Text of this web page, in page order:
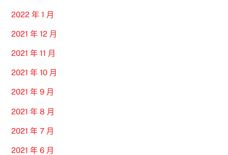
2022 年 1 月
2021 年 12 月
2021 年 11 月
2021 年 10 月
2021 年 9 月
2021 年 8 月
2021 年 7 月
2021 年 6 月